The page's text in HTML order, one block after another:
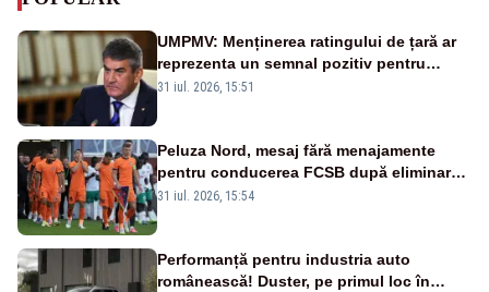
UMPMV: Menținerea ratingului de țară ar
reprezenta un semnal pozitiv pentru
România. Autoritățile trebuie să continue
31 iul. 2026, 15:51
Peluza Nord, mesaj fără menajamente
pentru conducerea FCSB după eliminarea
rușinoasă din Conference League
31 iul. 2026, 15:54
Performanță pentru industria auto
românească! Duster, pe primul loc în